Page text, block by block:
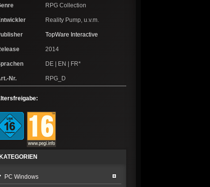
RPG Collection
Reality Pump, u.v.m.
TopWare Interactive
2014
DE | EN | FR*
Nr. RPG_D
KATEGORIEN
PC Windows